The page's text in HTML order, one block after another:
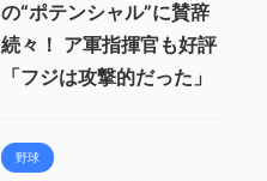
の“ポテンシャル”に賛辞
続々！ ア軍指揮官も好評
「フジは攻撃的だった」
野球